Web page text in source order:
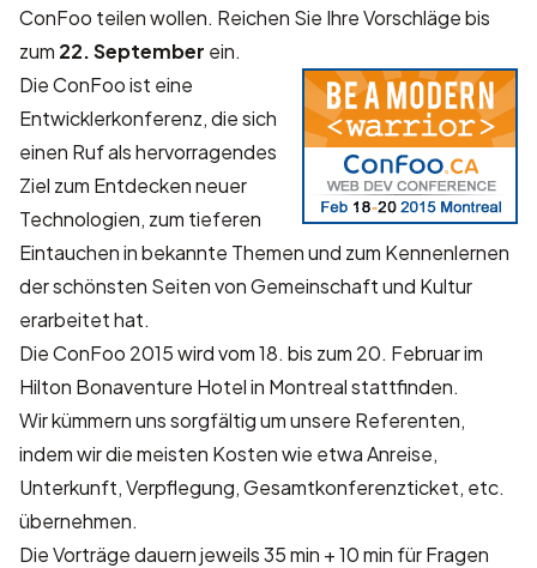
ConFoo teilen wollen. Reichen Sie Ihre Vorschlägebis
zum 22. September ein.
Die ConFoo ist eine
Entwicklerkonferenz, die sich
einen Ruf als hervorragendes
Ziel zum Entdecken neuer
Technologien, zum tieferen
Eintauchen in bekannte Themen und zum Kennenlernen
der schönsten Seiten von Gemeinschaft und Kultur
erarbeitet hat.
Die ConFoo 2015 wird vom 18. bis zum 20. Februar im
Hilton Bonaventure Hotel in Montreal stattfinden.
Wir kümmern uns sorgfältig um unsere Referenten,
indem wir die meisten Kosten wie etwa Anreise,
Unterkunft, Verpflegung, Gesamtkonferenzticket, etc.
übernehmen.
Die Vorträge dauern jeweils 35 min + 10 min für Fragen